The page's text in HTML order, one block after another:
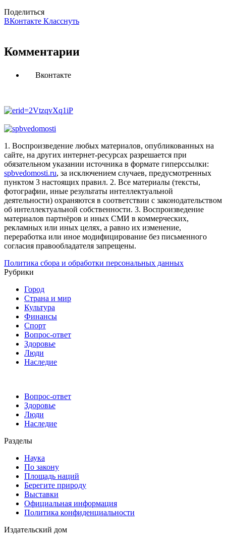
Поделиться
ВКонтакте Класснуть
Комментарии
Вконтакте
1. Воспроизведение любых материалов, опубликованных на
сайте, на других интернет-ресурсах разрешается при
обязательном указании источника в формате гиперссылки:
spbvedomosti.ru, за исключением случаев, предусмотренных
пунктом 3 настоящих правил. 2. Все материалы (тексты,
фотографии, иные результаты интеллектуальной
деятельности) охраняются в соответствии с законодательством
об интеллектуальной собственности. 3. Воспроизведение
материалов партнёров и иных СМИ в коммерческих,
рекламных или иных целях, а равно их изменение,
переработка или иное модифицирование без письменного
согласия правообладателя запрещены.
Политика сбора и обработки персональных данных
Рубрики
Город
Страна и мир
Культура
Финансы
Спорт
Вопрос-ответ
Здоровье
Люди
Наследие
Вопрос-ответ
Здоровье
Люди
Наследие
Разделы
Наука
По закону
Площадь наций
Берегите природу
Выставки
Официальная информация
Политика конфиденциальности
Издательский дом